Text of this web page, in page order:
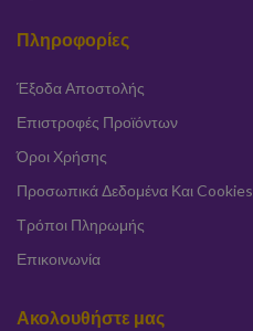
Πληροφορίες
Έξοδα Αποστολής
Επιστροφές Προϊόντων
Όροι Χρήσης
Προσωπικά Δεδομένα Και Cookies
Τρόποι Πληρωμής
Επικοινωνία
Ακολουθήστε μας